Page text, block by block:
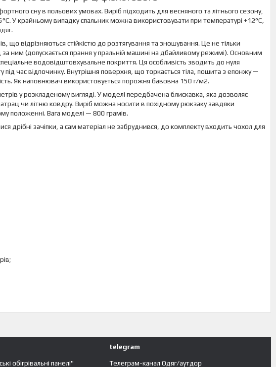
сну в польових умовах. Виріб підходить для весняного та літнього сезону,
У крайньому випадку спальник можна використовувати при температурі +12°C,
що відрізняються стійкістю до розтягування та зношування. Це не тільки
ним (допускається прання у пральній машині на дбайливому режимі). Основним
водовідштовхувальне покриття. Ця особливість зводить до нуля
час відпочинку. Внутрішня поверхня, що торкається тіла, пошита з епонжу —
Як наповнювач використовується порожня бавовна 150 г/м2.
у розкладеному вигляді. У моделі передбачена блискавка, яка дозволяє
чи літню ковдру. Виріб можна носити в похідному рюкзаку завдяки
положенні. Вага моделі — 800 грамів.
дрібні зачіпки, а сам матеріал не забруднився, до комплекту входить чохол для
обігрівальні панелі"
telegram
Телеграм-канал Одяг/аутдор